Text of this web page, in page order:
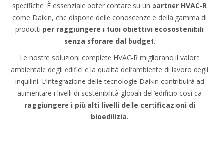
specifiche. È essenziale poter contare su un partner HVAC-R
come Daikin, che dispone delle conoscenze e della gamma di
prodotti per raggiungere i tuoi obiettivi ecosostenibili
senza sforare dal budget.
Le nostre soluzioni complete HVAC-R migliorano il valore
ambientale degli edifici e la qualità dell’ambiente di lavoro degli
inquilini. L’integrazione delle tecnologie Daikin contribuirà ad
aumentare i livelli di sostenibilità globali dell’edificio così da
raggiungere i più alti livelli delle certificazioni di
bioedilizia.